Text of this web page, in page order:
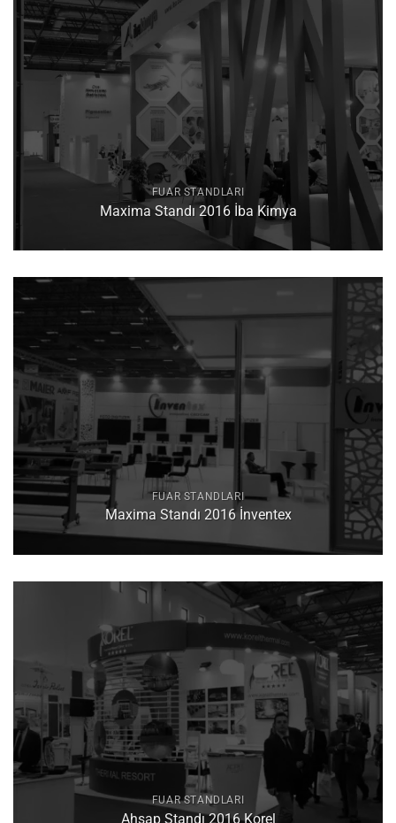
FUAR STANDLARI
Maxima Standı 2016 İba Kimya
FUAR STANDLARI
Maxima Standı 2016 İnventex
FUAR STANDLARI
Ahşap Standı 2016 Korel